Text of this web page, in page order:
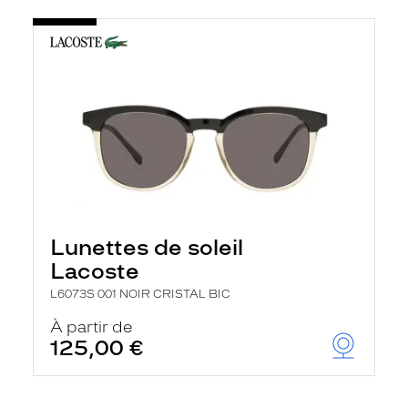
Lunettes de soleil
Lacoste
L6073S 001 NOIR CRISTAL BIC
À partir de
125,00 €